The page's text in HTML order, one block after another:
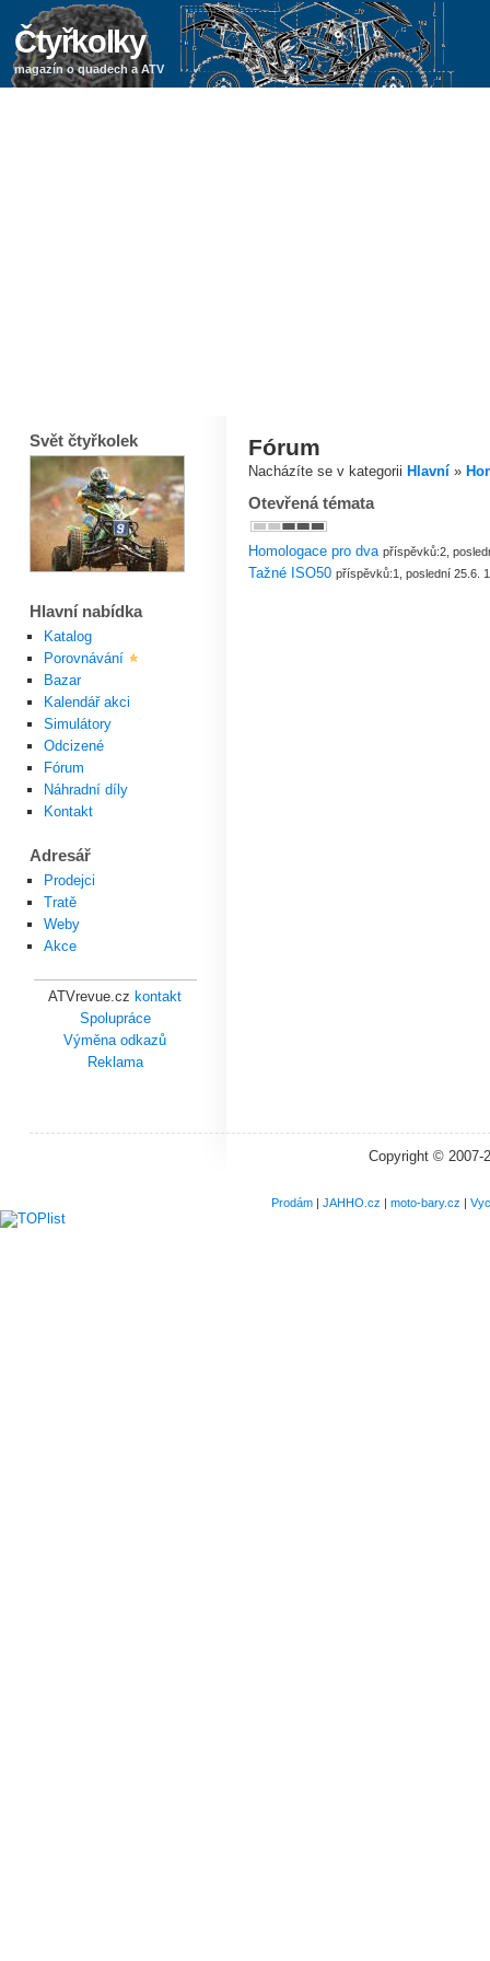
Čtyřkolky
magazín o quadech a ATV
Fórum
Nacházíte se v kategorii Hlavní»
Otevřená témata
Homologace pro dva příspěvků:2,
Tažné ISO50 příspěvků:1, poslední 25.6.
Svět čtyřkolek
Hlavní nabídka
Katalog
Porovnávání
Bazar
Kalendář akci
Simulátory
Odcizené
Fórum
Náhradní díly
Kontakt
Adresář
Prodejci
Tratě
Weby
Akce
ATVrevue.cz kontakt
Spolupráce
Výměna odkazů
Reklama
Copyright © 2007-
Prodám| JAHHO.cz | moto-bary.cz |